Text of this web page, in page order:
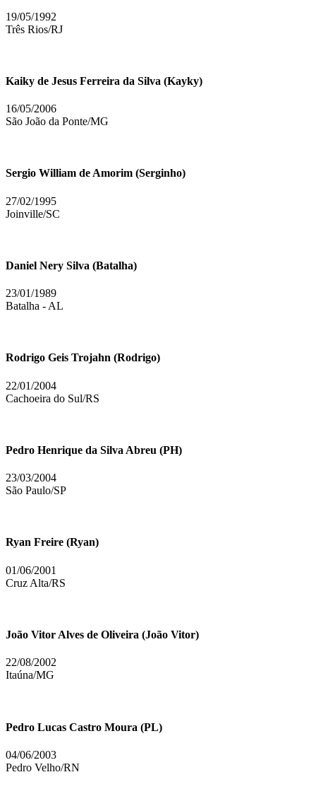
19/05/1992
Três Rios/RJ
Kaiky de Jesus Ferreira da Silva (Kayky)
16/05/2006
São João da Ponte/MG
Sergio William de Amorim (Serginho)
27/02/1995
Joinville/SC
Daniel Nery Silva (Batalha)
23/01/1989
Batalha - AL
Rodrigo Geis Trojahn (Rodrigo)
22/01/2004
Cachoeira do Sul/RS
Pedro Henrique da Silva Abreu (PH)
23/03/2004
São Paulo/SP
Ryan Freire (Ryan)
01/06/2001
Cruz Alta/RS
João Vitor Alves de Oliveira (João Vitor)
22/08/2002
Itaúna/MG
Pedro Lucas Castro Moura (PL)
04/06/2003
Pedro Velho/RN